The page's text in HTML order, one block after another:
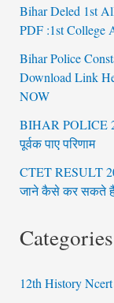
Bihar Deled 1st
PDF :1st College
Bihar Police
Download Link
NOW
BIHAR POLICE
पूर्वक पाए परिणाम
CTET RESULT
जाने कैसे कर सकते है
Categories
12th History